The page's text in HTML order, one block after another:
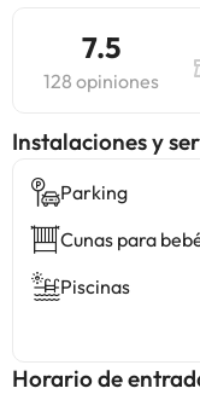
7.5
128 opiniones
Instalaciones y
Parking
Cunas para
Piscinas
Horario de